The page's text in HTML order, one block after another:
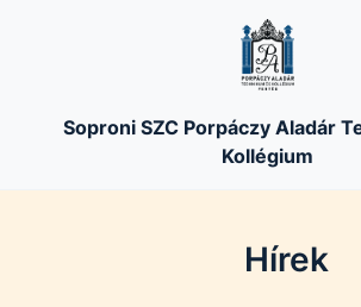
Soproni SZC Porpáczy Aladár
Kollégium
Hírek